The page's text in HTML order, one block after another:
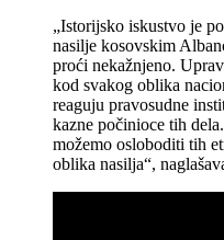
„Istorijsko iskustvo je
nasilje kosovskim
proći nekažnjeno.
kod svakog oblika
reaguju pravosudne
kazne počinioce tih
možemo osloboditi tih
oblika nasilja“,